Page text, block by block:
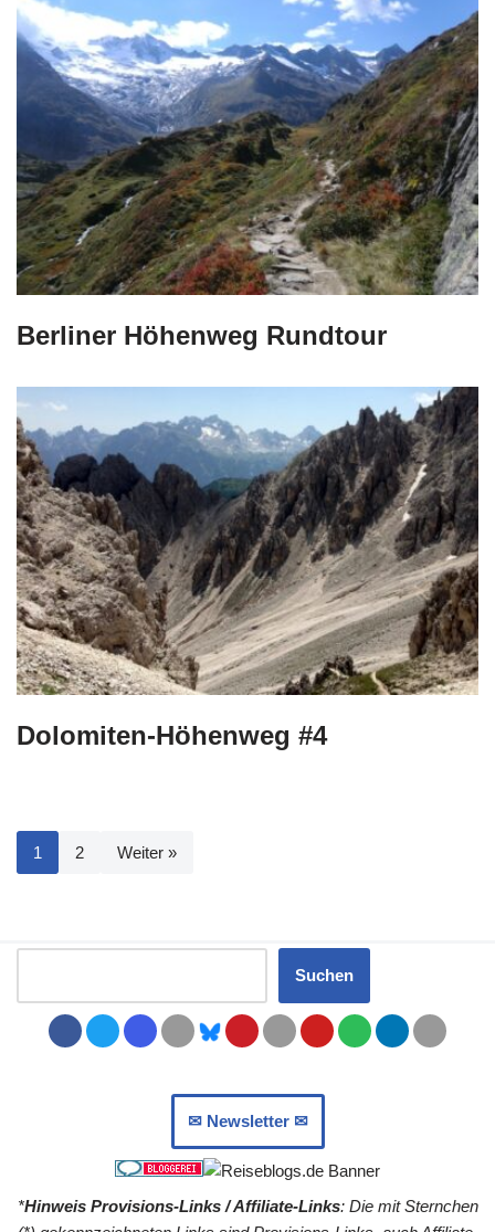
Berliner Höhenweg Rundtour
Dolomiten-Höhenweg #4
1 2 Weiter »
Suchen
✉︎ Newsletter ✉︎
*Hinweis Provisions-Links / Affiliate-Links: Die mit Sternchen